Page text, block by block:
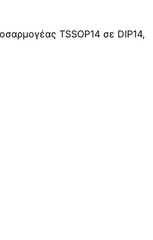
TSSOP14 σε DIP14,